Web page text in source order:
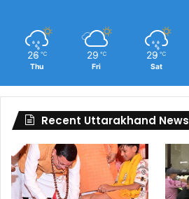
26 ℃
Thu
29 ℃
Fri
29 ℃
Sat
Recent Uttarakhand News